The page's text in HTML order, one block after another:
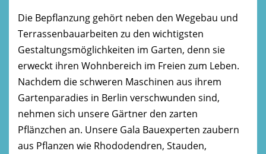
Die Bepflanzung gehört neben den Wegebau und
Terrassenbauarbeiten zu den wichtigsten
Gestaltungsmöglichkeiten im Garten, denn sie
erweckt ihren Wohnbereich im Freien zum Leben.
Nachdem die schweren Maschinen aus ihrem
Gartenparadies in Berlin verschwunden sind,
nehmen sich unsere Gärtner den zarten
Pflänzchen an. Unsere Gala Bauexperten zaubern
aus Pflanzen wie Rhododendren, Stauden,